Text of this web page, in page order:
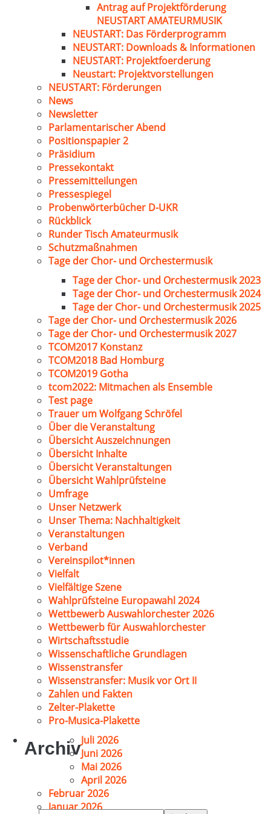
Antrag auf Projektförderung
NEUSTART AMATEURMUSIK
NEUSTART: Das Förderprogramm
NEUSTART: Downloads & Informationen
NEUSTART: Projektfoerderung
Neustart: Projektvorstellungen
NEUSTART: Förderungen
News
Newsletter
Parlamentarischer Abend
Positionspapier 2
Präsidium
Pressekontakt
Pressemitteilungen
Pressespiegel
Probenwörterbücher D-UKR
Rückblick
Runder Tisch Amateurmusik
Schutzmaßnahmen
Tage der Chor- und Orchestermusik
Tage der Chor- und Orchestermusik 2023
Tage der Chor- und Orchestermusik 2024
Tage der Chor- und Orchestermusik 2025
Tage der Chor- und Orchestermusik 2026
Tage der Chor- und Orchestermusik 2027
TCOM2017 Konstanz
TCOM2018 Bad Homburg
TCOM2019 Gotha
tcom2022: Mitmachen als Ensemble
Test page
Trauer um Wolfgang Schröfel
Über die Veranstaltung
Übersicht Auszeichnungen
Übersicht Inhalte
Übersicht Veranstaltungen
Übersicht Wahlprüfsteine
Umfrage
Unser Netzwerk
Unser Thema: Nachhaltigkeit
Veranstaltungen
Verband
Vereinspilot*innen
Vielfalt
Vielfältige Szene
Wahlprüfsteine Europawahl 2024
Wettbewerb Auswahlorchester 2026
Wettbewerb für Auswahlorchester
Wirtschaftsstudie
Wissenschaftliche Grundlagen
Wissenstransfer
Wissenstransfer: Musik vor Ort II
Zahlen und Fakten
Zelter-Plakette
Pro-Musica-Plakette
ArchivJuli 2026
Juni 2026
Mai 2026
April 2026
Februar 2026
Januar 2026